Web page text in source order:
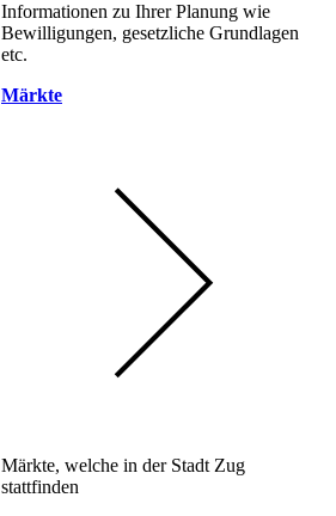
Informationen zu Ihrer Planung wie
Bewilligungen, gesetzliche Grundlagen
etc.
Märkte
Märkte, welche in der Stadt Zug
stattfinden